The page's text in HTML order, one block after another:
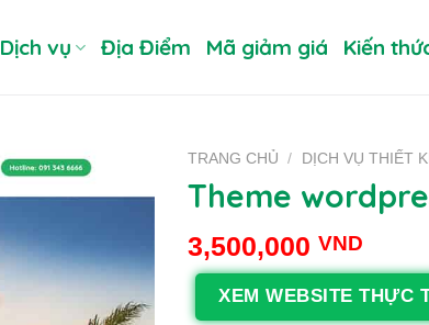
Dịch vụ Địa Điểm Mã giảm giá Kiến
TRANG CHỦ / DỊCH VỤ THIẾT
Theme
3,500,000 VND
XEM WEBSITE THỰC